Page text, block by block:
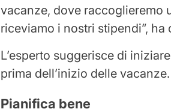
vacanze, dove raccoglieremo
riceviamo i nostri stipendi”, ha
L’esperto suggerisce di
prima dell’inizio delle vacanze.
Pianifica bene